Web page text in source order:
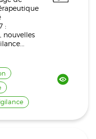
:
nouvelles